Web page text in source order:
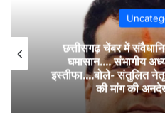
छत्तीसगढ़ चेंबर में
घमासान…. संभागीय
इस्तीफा….बोले- संतुलित
की मांग की